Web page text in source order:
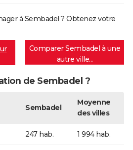
à Sembadel ? Obtenez votre
Comparer Sembadel à une
autre ville...
de Sembadel ?
Sembadel
Moyenne
des villes
247 hab. 1 994 hab.